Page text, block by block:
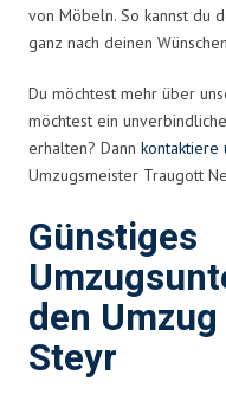
von Möbeln. So kannst du
ganz nach deinen
Du möchtest mehr über
möchtest ein
erhalten? Dann kontaktiere
Umzugsmeister Traugott
Günstiges
den
Steyr